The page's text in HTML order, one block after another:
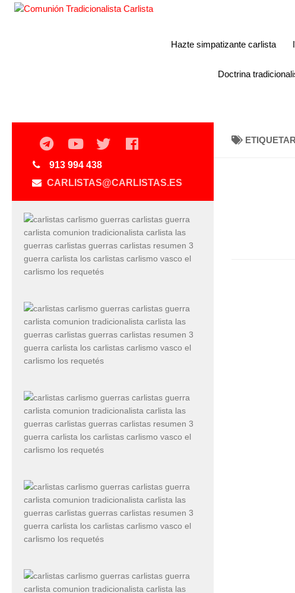
Hazte simpatizante carlista
Doctrina
913 994 438
CARLISTAS@CARLISTAS.ES